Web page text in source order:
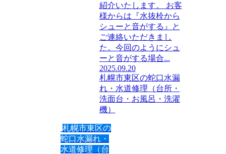
紹介いたします。 お客
様からは『水抜栓から
シューと音がする』と
ご連絡いただきまし
た。今回のようにシュ
ーと音がする場合...
2025.09.20
札幌市東区の蛇口水漏
れ・水道修理（台所・
洗面台・お風呂・洗濯
機）
札幌市東区の
蛇口水漏れ・
水道修理（台